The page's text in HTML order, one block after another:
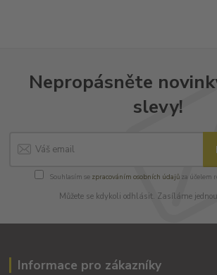
Nepropásněte
slevy!
Souhlasím se zpracováním osobních údajůza účelem
Můžete se kdykoli odhlásit. Zasíláme
Informace pro zákazníky